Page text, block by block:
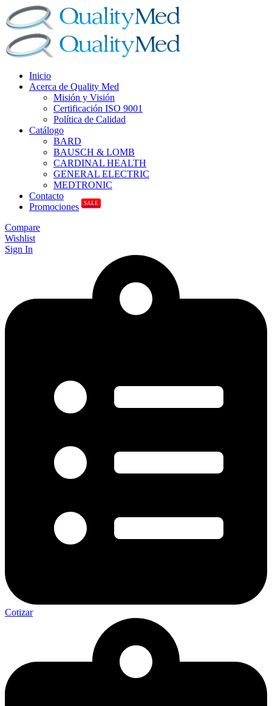
Inicio
Acerca de Quality Med
Misión y Visión
Certificación ISO 9001
Política de Calidad
Catálogo
BARD
BAUSCH & LOMB
CARDINAL HEALTH
GENERAL ELECTRIC
MEDTRONIC
Contacto
Promociones
SALE
Compare
Wishlist
Sign In
Cotizar